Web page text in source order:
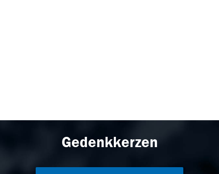
Gedenkkerzen